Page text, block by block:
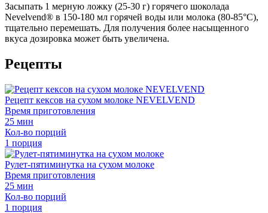
Засыпать 1 мерную ложку (25-30 г) горячего шоколада
Nevelvend® в 150-180 мл горячей воды или молока (80-85°С),
тщательно перемешать. Для получения более насыщенного
вкуса дозировка может быть увеличена.
Рецепты
Рецепт кексов на сухом молоке NEVELVEND
Время приготовления
25 мин
Кол-во порций
1 порция
Рулет-пятиминутка на сухом молоке
Время приготовления
25 мин
Кол-во порций
1 порция